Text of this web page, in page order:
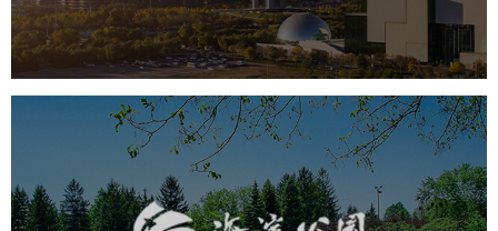
智慧体育公园
智能步道 智能大数据平台
海淀公园